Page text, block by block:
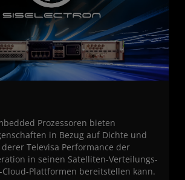
Prozessoren bieten
in Bezug auf Dichte und
Televisa Performance der
in seinen Satelliten-Verteilungs-
Plattformen bereitstellen kann.